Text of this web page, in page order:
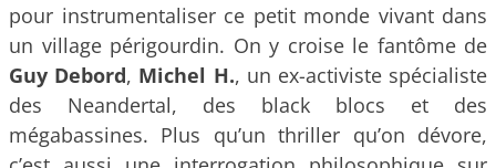
pour instrumentaliser ce petit monde vivant dans
un village périgourdin. On y croise le fantôme de
Guy Debord, Michel H., un ex-activiste spécialiste
des Neandertal, des black blocs et des
mégabassines. Plus qu’un thriller qu’on dévore,